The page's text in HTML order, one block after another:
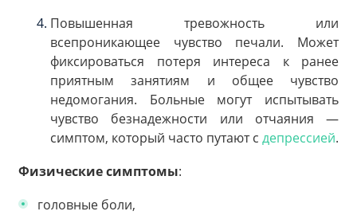
Повышенная тревожность или
всепроникающее чувство печали. Может
фиксироваться потеря интереса к ранее
приятным занятиям и общее чувство
недомогания. Больные могут испытывать
чувство безнадежности или отчаяния —
симптом, который часто путают с депрессией.
Физические симптомы:
головные боли,